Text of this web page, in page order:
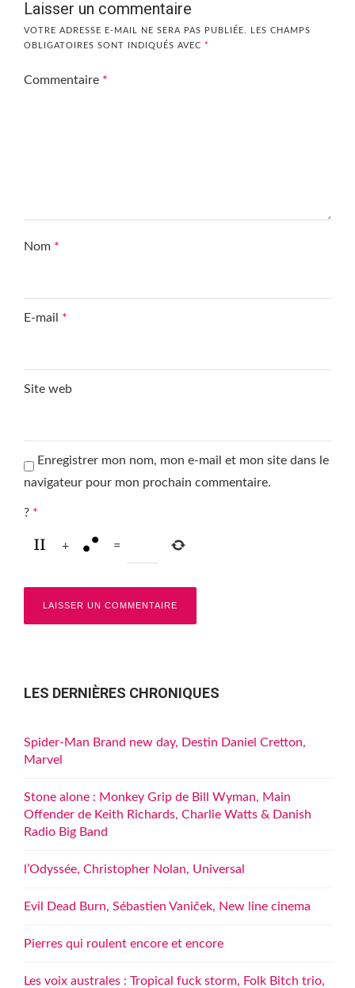
Laisser un commentaire
VOTRE ADRESSE E-MAIL NE SERA PAS PUBLIÉE.
LES CHAMPS
OBLIGATOIRES SONT INDIQUÉS AVEC *
Commentaire *
Nom *
E-mail *
Site web
Enregistrer mon nom, mon e-mail et mon site dans le
navigateur pour mon prochain commentaire.
? *
+ =
LES DERNIÈRES CHRONIQUES
Spider-Man Brand new day, Destin Daniel Cretton,
Marvel
Stone alone : Monkey Grip de Bill Wyman, Main
Offender de Keith Richards, Charlie Watts & Danish
Radio Big Band
l’Odyssée, Christopher Nolan, Universal
Evil Dead Burn, Sébastien Vaniček, New line cinema
Pierres qui roulent encore et encore
Les voix australes : Tropical fuck storm, Folk Bitch trio,